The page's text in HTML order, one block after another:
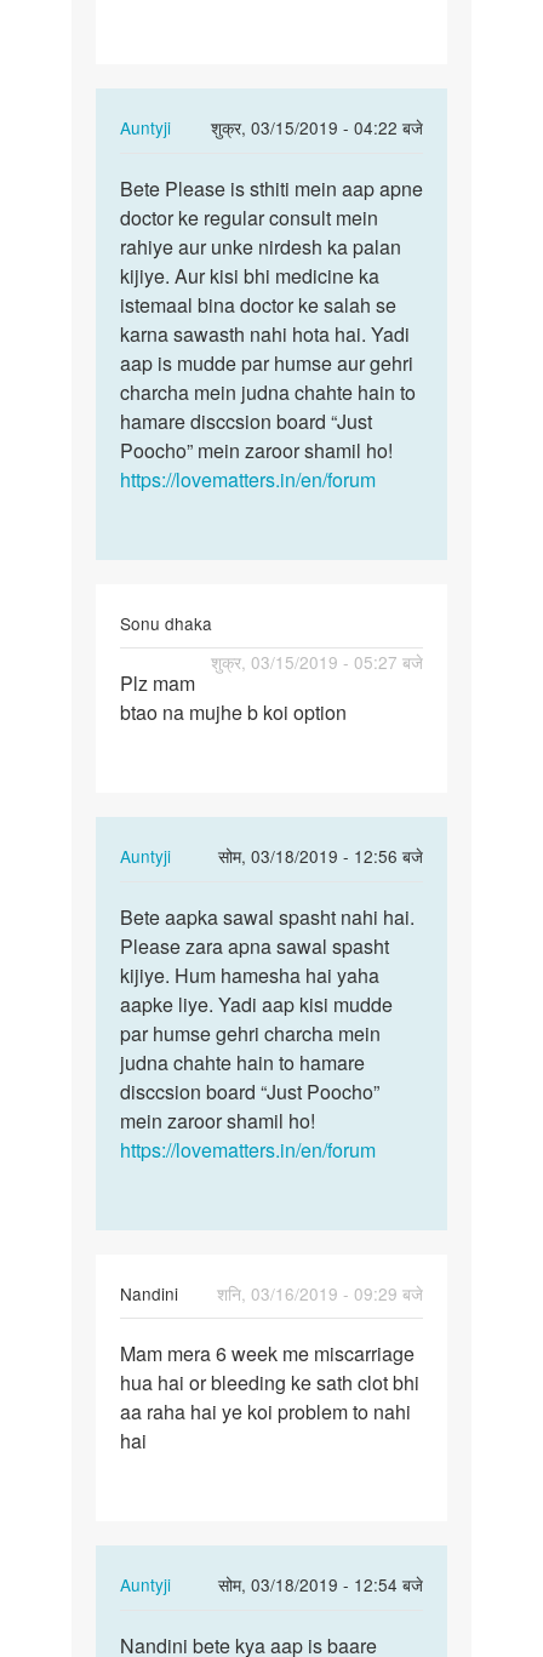
Auntyji
शुक्र, 03/15/2019 - 04:22 बजे
In
to
Mam
me
6week
6days
pregnant…
by
Harshu
Bete
Please
is
sthiti
mein…
Bete Please is sthiti mein aap apne
doctor ke regular consult mein
rahiye aur unke nirdesh ka palan
kijiye. Aur kisi bhi medicine ka
istemaal bina doctor ke salah se
karna sawasth nahi hota hai. Yadi
aap is mudde par humse aur gehri
charcha mein judna chahte hain to
hamare disccsion board “Just
Poocho” mein zaroor shamil ho!
https://lovematters.in/en/forum
Sonu dhaka
शुक्र, 03/15/2019 - 05:27 बजे
Plz
mam
koi…
Plz mam
btao na mujhe b koi option
Auntyji
सोम, 03/18/2019 - 12:56 बजे
In
to
Plz
mam
btao
na
mujhe
b
koi…
by
Bete
aapka
sawal
spasht
nahi…
Bete aapka sawal spasht nahi hai.
Please zara apna sawal spasht
kijiye. Hum hamesha hai yaha
aapke liye. Yadi aap kisi mudde
par humse gehri charcha mein
judna chahte hain to hamare
disccsion board “Just Poocho”
mein zaroor shamil ho!
https://lovematters.in/en/forum
Nandini
शनि, 03/16/2019 - 09:29 बजे
Mam
mera
6
week
Mam mera 6 week me miscarriage
hua hai or bleeding ke sath clot bhi
aa raha hai ye koi problem to nahi
hai
Auntyji
सोम, 03/18/2019 - 12:54 बजे
In
to
Nandini
Nandini bete kya aap is baare